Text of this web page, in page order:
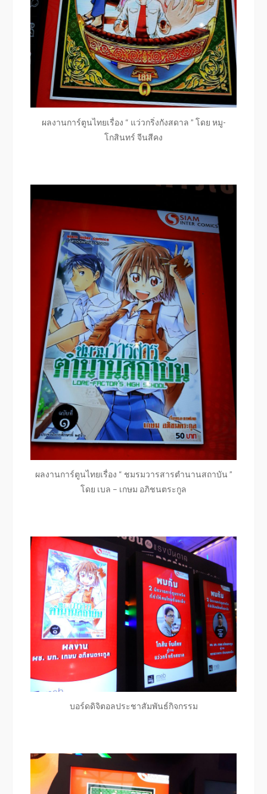
ผลงานการ์ตูนไทยเรื่อง “ แว่วกริ่งกังสดาล ” โดย หมู-
โกสินทร์ จีนสีคง
ผลงานการ์ตูนไทยเรื่อง “ ชมรมวารสารตำนานสถาบัน ”
โดย เบล – เกษม อภิชนตระกูล
บอร์ดดิจิตอลประชาสัมพันธ์กิจกรรม